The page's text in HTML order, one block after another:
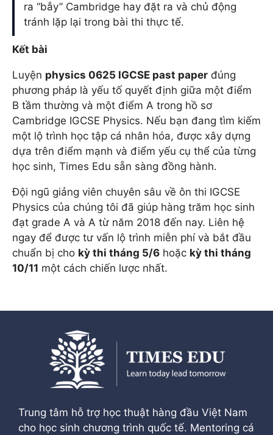
ra “bẫy” Cambridge hay đặt ra và chủ động
tránh lặp lại trong bài thi thực tế.
Kết bài
Luyện physics 0625 IGCSE past paper đúng
phương pháp là yếu tố quyết định giữa một điểm
B tầm thường và một điểm A trong hồ sơ
Cambridge IGCSE Physics. Nếu bạn đang tìm kiếm
một lộ trình học tập cá nhân hóa, được xây dựng
dựa trên điểm mạnh và điểm yếu cụ thể của từng
học sinh, Times Edu sẵn sàng đồng hành.
Đội ngũ giảng viên chuyên sâu về ôn thi IGCSE
Physics của chúng tôi đã giúp hàng trăm học sinh
đạt grade A và A từ năm 2018 đến nay. Liên hệ
ngay để được tư vấn lộ trình miễn phí và bắt đầu
chuẩn bị cho kỳ thi tháng 5/6 hoặc kỳ thi tháng
10/11 một cách chiến lược nhất.
Trung tâm hỗ trợ học thuật hàng đầu Việt Nam
cho học sinh chương trình quốc tế. Mentoring cá